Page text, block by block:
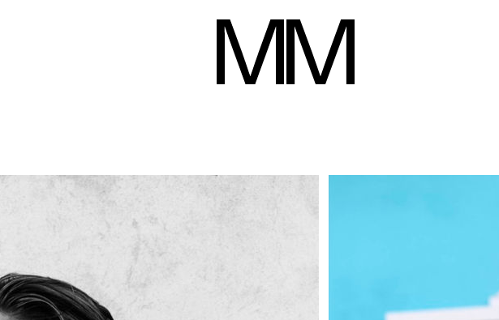
Hauteur178 cm 62 cm Pointure
Télécharger le pdf